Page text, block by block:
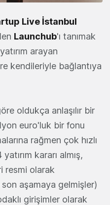
Live İstanbul
Launchub'ı tanımak
arayan
kendileriyle bağlantıya
oldukça anlaşılır bir
euro'luk bir fonu
rağmen çok hızlı
kararı almış,
resmi olarak
aşamaya gelmişler)
girişimler olarak